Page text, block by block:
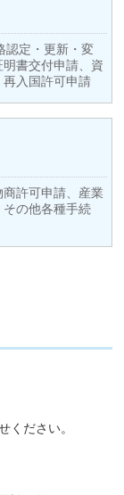
認定・更新・変
書交付申請、資
入国許可申請
許可申請、産業
の他各種手続
ください。